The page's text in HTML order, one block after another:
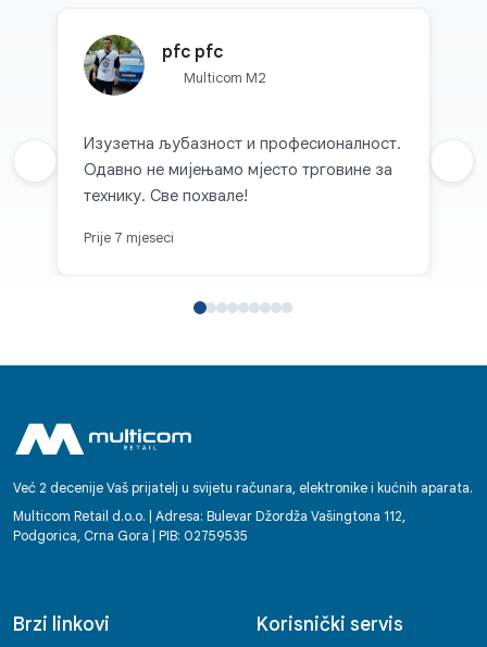
pfc pfc
Multicom M2
Изузетна љубазност и професионалност.
Одавно не мијењамо мјесто трговине за
технику. Све похвале!
Prije 7 mjeseci
Prethodna recenzija
Već 2 decenije Vaš prijatelj u svijetu računara, elektronike i kućnih aparata.
Multicom Retail d.o.o. | Adresa: Bulevar Džordža Vašingtona 112,
Podgorica, Crna Gora | PIB: 02759535
Brzi linkovi Korisnički servis